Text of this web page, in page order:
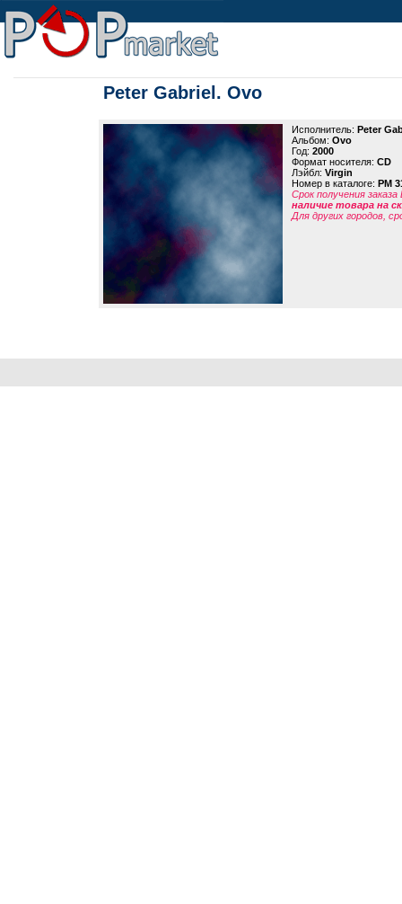
Peter Gabriel. Ovo
Исполнитель: Peter
Альбом: Ovo
Год: 2000
Формат носителя: CD
Лэйбл: Virgin
Номер в каталоге: PM
Срок получения
наличие товара на
Для других городов,